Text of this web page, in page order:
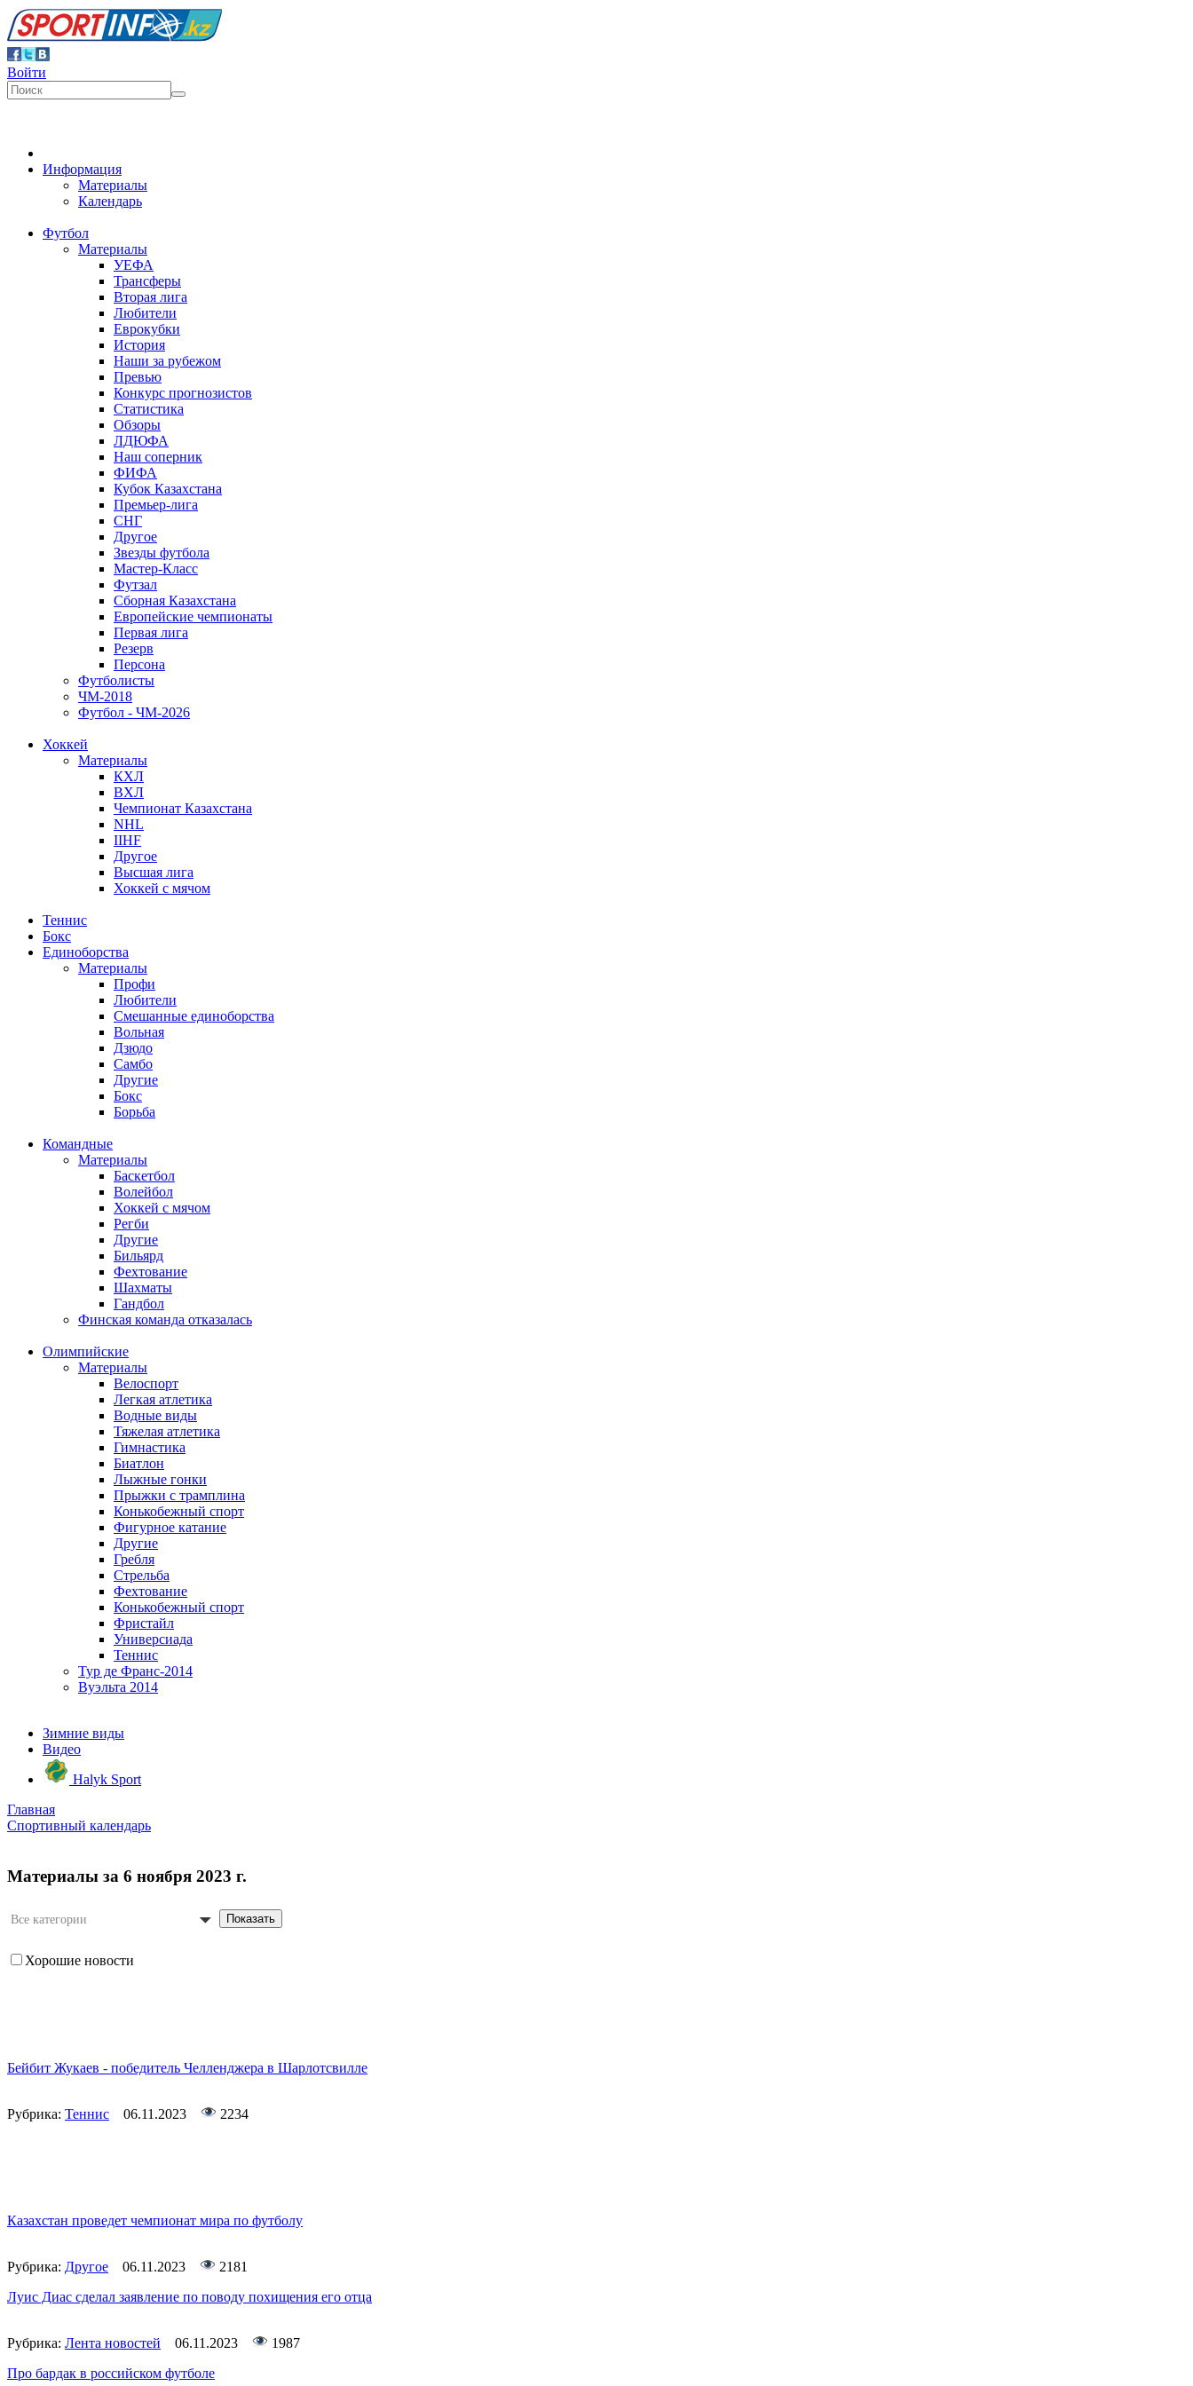
Войти
Информация
Материалы
Календарь
Футбол
Материалы
УЕФА
Трансферы
Вторая лига
Любители
Еврокубки
История
Наши за рубежом
Превью
Конкурс прогнозистов
Статистика
Обзоры
ЛДЮФА
Наш соперник
ФИФА
Кубок Казахстана
Премьер-лига
СНГ
Другое
Звезды футбола
Мастер-Класс
Футзал
Сборная Казахстана
Европейские чемпионаты
Первая лига
Резерв
Персона
Футболисты
ЧМ-2018
Футбол - ЧМ-2026
Хоккей
Материалы
КХЛ
ВХЛ
Чемпионат Казахстана
NHL
IIHF
Другое
Высшая лига
Хоккей с мячом
Теннис
Бокс
Единоборства
Материалы
Профи
Любители
Смешанные единоборства
Вольная
Дзюдо
Самбо
Другие
Бокс
Борьба
Командные
Материалы
Баскетбол
Волейбол
Хоккей с мячом
Регби
Другие
Бильярд
Фехтование
Шахматы
Гандбол
Финская команда отказалась
Олимпийские
Материалы
Велоспорт
Легкая атлетика
Водные виды
Тяжелая атлетика
Гимнастика
Биатлон
Лыжные гонки
Прыжки с трамплина
Конькобежный спорт
Фигурное катание
Другие
Гребля
Стрельба
Фехтование
Конькобежный спорт
Фристайл
Универсиада
Теннис
Тур де Франс-2014
Вуэльта 2014
Зимние виды
Видео
Halyk Sport
Главная
Спортивный календарь
Материалы за 6 ноября 2023 г.
Все категории Показать
Хорошие новости
Бейбит Жукаев - победитель Челленджера в Шарлотсвилле
Рубрика: Теннис 06.11.2023 2234
Казахстан проведет чемпионат мира по футболу
Рубрика: Другое 06.11.2023
2181
Луис Диас сделал заявление по поводу похищения его отца
Рубрика: Лента новостей 06.11.2023
1987
Про бардак в российском футболе